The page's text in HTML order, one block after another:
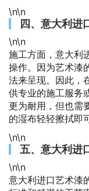
\n\n
四、意大利进
\n\n
施工方面，意大利
操作。因为艺术漆
法来呈现。因此，
供专业的施工服务
更为耐用，但也需
的湿布轻轻擦拭即
\n\n
五、意大利进
\n\n
意大利进口艺术漆